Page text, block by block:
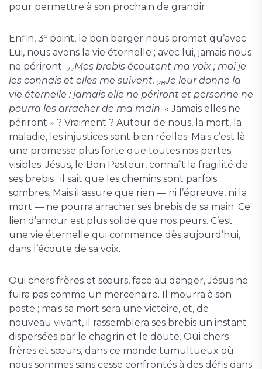
pour permettre à son prochain de grandir.
Enfin, 3e point, le bon berger nous promet qu’avec
Lui, nous avons la vie éternelle ; avec lui, jamais nous
ne périront. 27Mes brebis écoutent ma voix ; moi je
les connais et elles me suivent. 28Je leur donne la
vie éternelle : jamais elle ne périront et personne ne
pourra les arracher de ma main. « Jamais elles ne
périront » ? Vraiment ? Autour de nous, la mort, la
maladie, les injustices sont bien réelles. Mais c’est là
une promesse plus forte que toutes nos pertes
visibles. Jésus, le Bon Pasteur, connaît la fragilité de
ses brebis ; il sait que les chemins sont parfois
sombres. Mais il assure que rien — ni l’épreuve, ni la
mort — ne pourra arracher ses brebis de sa main. Ce
lien d’amour est plus solide que nos peurs. C’est
une vie éternelle qui commence dès aujourd’hui,
dans l’écoute de sa voix.
Oui chers frères et sœurs, face au danger, Jésus ne
fuira pas comme un mercenaire. Il mourra à son
poste ; mais sa mort sera une victoire, et, de
nouveau vivant, il rassemblera ses brebis un instant
dispersées par le chagrin et le doute. Oui chers
frères et sœurs, dans ce monde tumultueux où
nous sommes sans cesse confrontés à des défis dans